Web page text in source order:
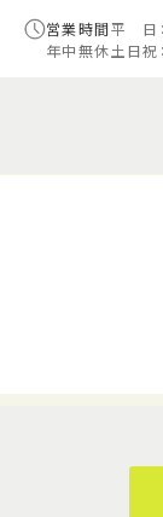
営業時間平 日
年中無休土日